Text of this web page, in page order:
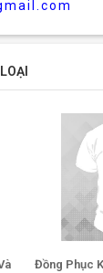
Đồng Phục